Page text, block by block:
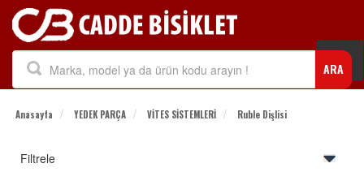
ARA
Anasayfa YEDEK PARÇA VİTES SİSTEMLERİ Ruble Dişlisi
Filtrele